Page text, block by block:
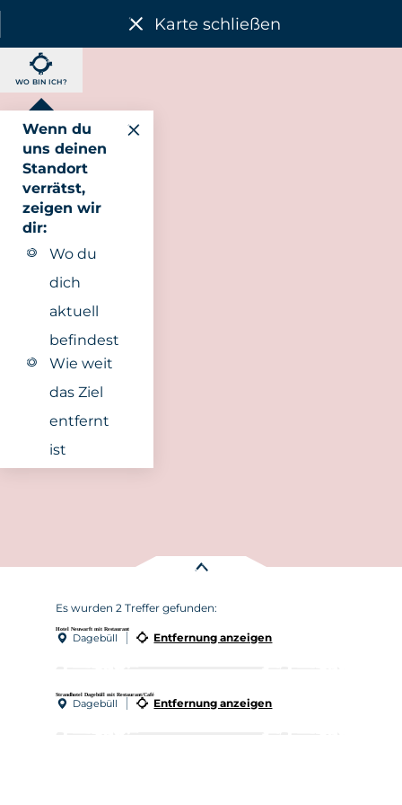
Karte schließen
WO BIN ICH?
Wenn du
uns deinen
Standort
verrätst,
zeigen wir
dir:
Wo du
dich
aktuell
befindest
Wie weit
das Ziel
entfernt
ist
Es wurden2 Treffer gefunden:
Hotel Neuwarft mit Restaurant
Dagebüll Entfernung anzeigen
Strandhotel Dagebüll mit Restaurant/Café
Dagebüll Entfernung anzeigen